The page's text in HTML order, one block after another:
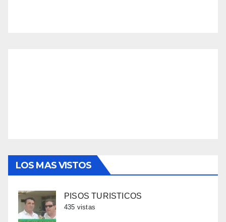
LOS MAS VISTOS
PISOS TURISTICOS
435 vistas